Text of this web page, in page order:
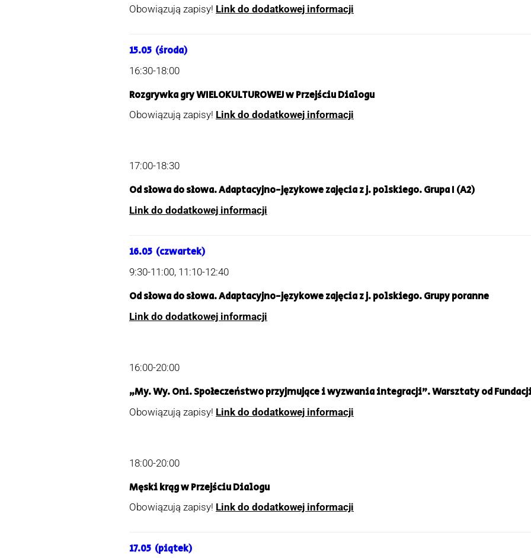
Obowiązują zapisy! Link do dodatkowej informacji
15.05 (środa)
16:30-18:00
Rozgrywka gry WIELOKULTUROWEJ w Przejściu Dialogu
Obowiązują zapisy! Link do dodatkowej informacji
17:00-18:30
Od słowa do słowa.Adaptacyjno-językowe zajęcia z j. polskiego.Grupa I (A2)
Link do dodatkowej informacji
16.05 (czwartek)
9:30-11:00, 11:10-12:40
Od słowa do słowa.Adaptacyjno-językowe zajęcia z j. polskiego. Grupy poranne
Link do dodatkowej informacji
16:00-20:00
„My. Wy. Oni. Społeczeństwo przyjmujące i wyzwania integracji”. Warsztaty od
Obowiązują zapisy! Link do dodatkowej informacji
18:00-20:00
Męski krąg w Przejściu Dialogu
Obowiązują zapisy! Link do dodatkowej informacji
17.05 (piątek)